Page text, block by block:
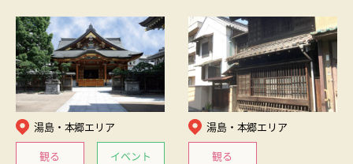
湯島・本郷エリア
観る
イベント
湯島・本郷エリア
観る